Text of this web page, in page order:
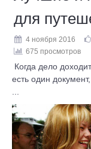
для
4 ноября 2016
675 просмотров
Когда дело
есть один